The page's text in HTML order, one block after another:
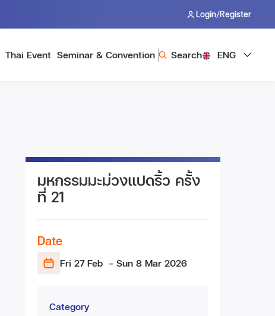
Login/Register
Thai Event Seminar & Convention Search ENG
มหกรรมมะม่วงแปดริ้ว ครั้ง
ที่ 21
Date
Fri 27 Feb - Sun 8 Mar 2026
Category